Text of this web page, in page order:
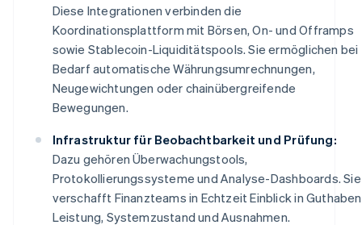
Diese Integrationen verbinden die
Koordinationsplattform mit Börsen, On- und Offramps
sowie Stablecoin-Liquiditätspools. Sie ermöglichen bei
Bedarf automatische Währungsumrechnungen,
Neugewichtungen oder chainübergreifende
Bewegungen.
Infrastruktur für Beobachtbarkeit und Prüfung:
Dazu gehören Überwachungstools,
Protokollierungssysteme und Analyse-Dashboards. Sie
verschafft Finanzteams in Echtzeit Einblick in
Leistung, Systemzustand und Ausnahmen.